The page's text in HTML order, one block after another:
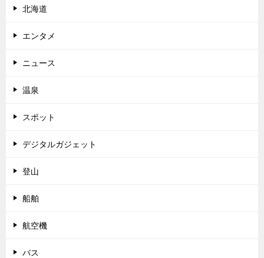
北海道
エンタメ
ニュース
温泉
スポット
デジタルガジェット
登山
船舶
航空機
バス